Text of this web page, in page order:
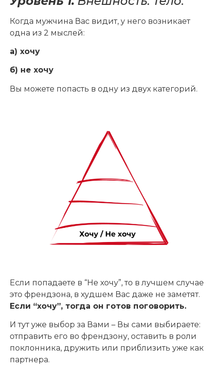
Когда мужчина Вас видит, у него возникает
одна из 2 мыслей:
а) хочу
б) не хочу
Вы можете попасть в одну из двух категорий.
Если попадаете в “Не хочу”, то в лучшем случае
это френдзона, в худшем Вас даже не заметят.
Если “хочу”, тогда он готов поговорить.
И тут уже выбор за Вами – Вы сами выбираете:
отправить его во френдзону, оставить в роли
поклонника, дружить или приблизить уже как
партнера.